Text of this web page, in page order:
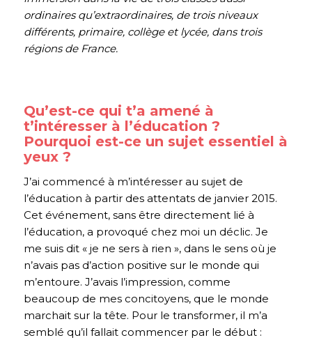
ordinaires qu’extraordinaires, de trois niveaux
différents, primaire, collège et lycée, dans trois
régions de France.
Qu’est-ce qui t’a amené à
t’intéresser à l’éducation ?
Pourquoi est-ce un sujet essentiel à
yeux ?
J’ai commencé à m’intéresser au sujet de
l’éducation à partir des attentats de janvier 2015.
Cet événement, sans être directement lié à
l’éducation, a provoqué chez moi un déclic. Je
me suis dit « je ne sers à rien », dans le sens où je
n’avais pas d’action positive sur le monde qui
m’entoure. J’avais l’impression, comme
beaucoup de mes concitoyens, que le monde
marchait sur la tête. Pour le transformer, il m’a
semblé qu’il fallait commencer par le début :